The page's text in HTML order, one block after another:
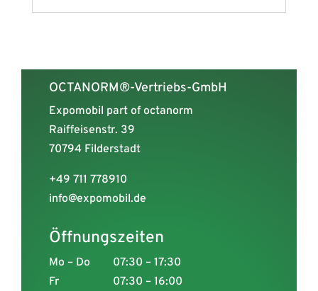
OCTANORM®-Vertriebs-GmbH
Expomobil part of octanorm
Raiffeisenstr. 39
70794 Filderstadt
+49 711 778910
info@expomobil.de
Öffnungszeiten
Mo – Do
07:30 – 17:30
Fr
07:30 – 16:00